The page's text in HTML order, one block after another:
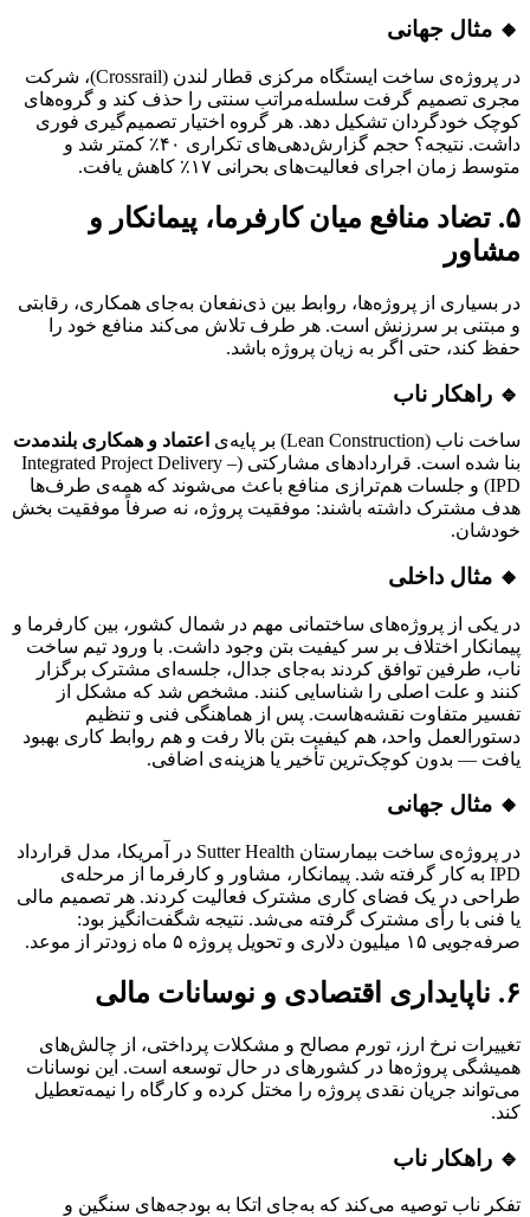
🔸 مثال جهانی
در پروژه‌ی ساخت ایستگاه مرکزی قطار لندن (Crossrail)، شرکت
مجری تصمیم گرفت سلسله‌مراتب سنتی را حذف کند و گروه‌های
کوچک خودگردان تشکیل دهد. هر گروه اختیار تصمیم‌گیری فوری
داشت. نتیجه؟ حجم گزارش‌دهی‌های تکراری ۴۰٪ کمتر شد و
متوسط زمان اجرای فعالیت‌های بحرانی ۱۷٪ کاهش یافت.
۵. تضاد منافع میان کارفرما، پیمانکار و
مشاور
در بسیاری از پروژه‌ها، روابط بین ذی‌نفعان به‌جای همکاری، رقابتی
و مبتنی بر سرزنش است. هر طرف تلاش می‌کند منافع خود را
حفظ کند، حتی اگر به زیان پروژه باشد.
🔹 راهکار ناب
ساخت ناب (Lean Construction) بر پایه‌ی
اعتماد و همکاری بلندمدت
بنا شده است. قراردادهای مشارکتی (Integrated Project Delivery –
IPD) و جلسات هم‌ترازی منافع باعث می‌شوند که همه‌ی طرف‌ها
هدف مشترک داشته باشند: موفقیت پروژه، نه صرفاً موفقیت بخش
خودشان.
🔸 مثال داخلی
در یکی از پروژه‌های ساختمانی مهم در شمال کشور، بین کارفرما و
پیمانکار اختلاف بر سر کیفیت بتن وجود داشت. با ورود تیم ساخت
ناب، طرفین توافق کردند به‌جای جدال، جلسه‌ای مشترک برگزار
کنند و علت اصلی را شناسایی کنند. مشخص شد که مشکل از
تفسیر متفاوت نقشه‌هاست. پس از هماهنگی فنی و تنظیم
دستورالعمل واحد، هم کیفیت بتن بالا رفت و هم روابط کاری بهبود
یافت — بدون کوچک‌ترین تأخیر یا هزینه‌ی اضافی.
🔸 مثال جهانی
در پروژه‌ی ساخت بیمارستان Sutter Health در آمریکا، مدل قرارداد
IPD به کار گرفته شد. پیمانکار، مشاور و کارفرما از مرحله‌ی
طراحی در یک فضای کاری مشترک فعالیت کردند. هر تصمیم مالی
یا فنی با رأی مشترک گرفته می‌شد. نتیجه شگفت‌انگیز بود:
صرفه‌جویی ۱۵ میلیون دلاری و تحویل پروژه ۵ ماه زودتر از موعد.
۶. ناپایداری اقتصادی و نوسانات مالی
تغییرات نرخ ارز، تورم مصالح و مشکلات پرداختی، از چالش‌های
همیشگی پروژه‌ها در کشورهای در حال توسعه است. این نوسانات
می‌تواند جریان نقدی پروژه را مختل کرده و کارگاه را نیمه‌تعطیل
کند.
🔹 راهکار ناب
تفکر ناب توصیه می‌کند که به‌جای اتکا به بودجه‌های سنگین و